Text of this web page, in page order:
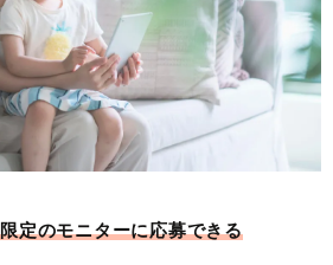
定のモニターに応募できる